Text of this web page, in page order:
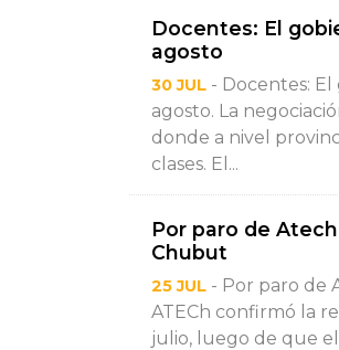
Docentes: El
agosto
30 JUL - Docentes:
agosto. La
donde a nivel
clases. El...
Por paro de
Chubut
25 JUL - Por paro de
ATECh confirmó la
julio, luego de que